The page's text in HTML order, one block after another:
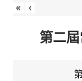
« ‹
第二